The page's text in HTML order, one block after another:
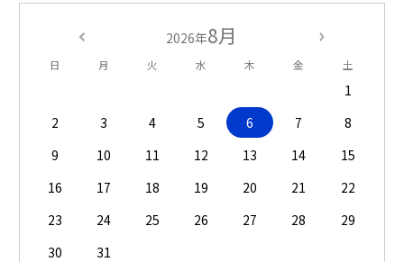
2026年8月
日 月 火 水 木 金 土
1
2
3 4 5 6 7
8
9
10 11 12 13 14
15
16
17 18 19 20 21
22
23
24 25 26 27 28
29
30
31